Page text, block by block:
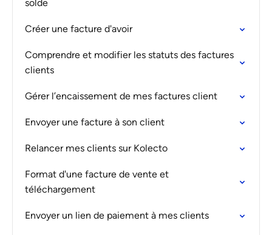
solde
Créer une facture d'avoir
Comprendre et modifier les statuts des factures
clients
Gérer l’encaissement de mes factures client
Envoyer une facture à son client
Relancer mes clients sur Kolecto
Format d'une facture de vente et
téléchargement
Envoyer un lien de paiement à mes clients